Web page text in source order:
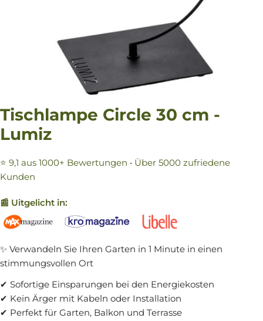
Tischlampe Circle 30 cm -
Lumiz
⭐ 9,1 aus 1000+ Bewertungen • Über 5000 zufriedene
Kunden
📰 Uitgelicht in:
✨ Verwandeln Sie Ihren Garten in 1 Minute in einen
stimmungsvollen Ort
✔ Sofortige Einsparungen bei den Energiekosten
✔ Kein Ärger mit Kabeln oder Installation
✔ Perfekt für Garten, Balkon und Terrasse